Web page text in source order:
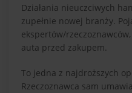
Działania nieuczciwych
zupełnie nowej branży.
ekspertów/
auta przed zakupem.
To jedna z najdroższych
Rzeczoznawca sam